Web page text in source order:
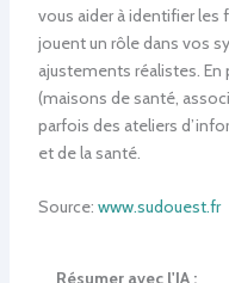
vous aider à identifier les
jouent un rôle dans vos
ajustements réalistes. En
(maisons de santé,
parfois des ateliers
et de la santé.
Source: www.sudouest.fr
Résumer avec l'IA :